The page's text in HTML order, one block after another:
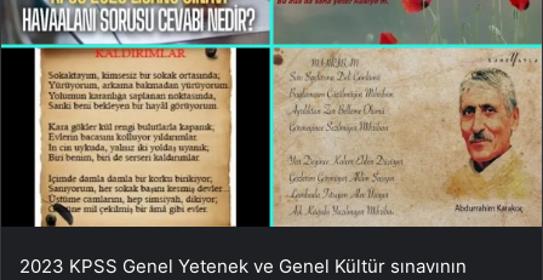
2023 KPSS Genel Yetenek ve Genel Kültür sınavının